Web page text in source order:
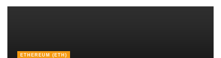
ETHEREUM (ETH)